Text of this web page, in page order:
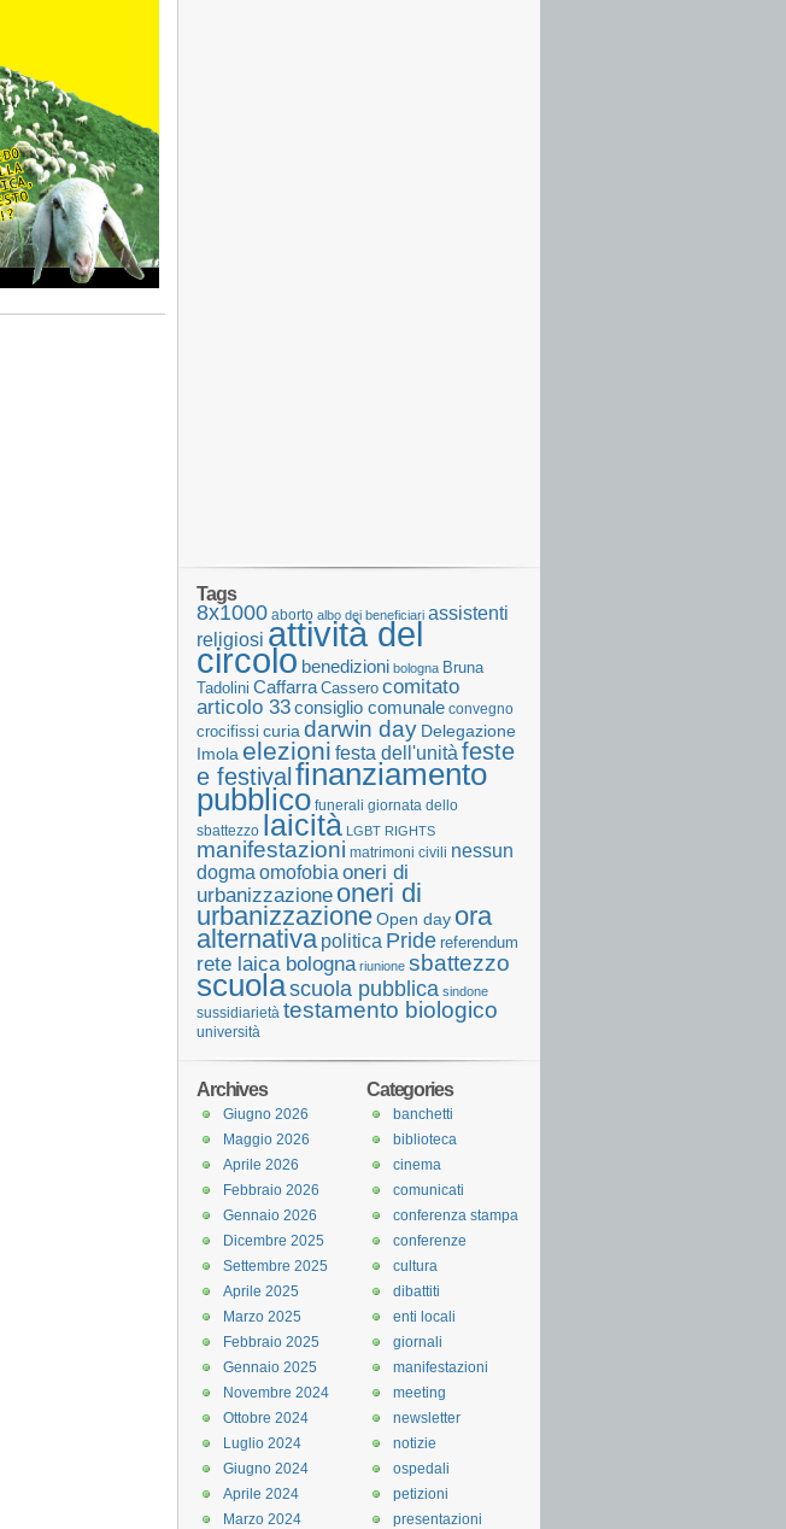
Tags
8x1000 aborto albo dei beneficiari assistenti
religiosi attività del
circolo benedizioni bologna Bruna
Tadolini Caffarra Cassero comitato
articolo 33consiglio comunale convegno
crocifissi curia darwin day Delegazione
Imola elezioni festa dell'unità feste
e festival finanziamento
pubblico funerali giornata dello
sbattezzo laicità LGBT RIGHTS
manifestazioni matrimoni civili nessun
dogma omofobia oneri di
urbanizzazione oneri di
urbanizzazioneOpen day ora
alternativa politica Pride referendum
rete laica bologna riunione sbattezzo
scuolascuola pubblica sindone
sussidiarietà testamento biologico
università
Categories
banchetti
biblioteca
cinema
comunicati
conferenza stampa
conferenze
cultura
dibattiti
enti locali
giornali
manifestazioni
meeting
newsletter
notizie
ospedali
petizioni
presentazioni
Archives
Giugno 2026
Maggio 2026
Aprile 2026
Febbraio 2026
Gennaio 2026
Dicembre 2025
Settembre 2025
Aprile 2025
Marzo 2025
Febbraio 2025
Gennaio 2025
Novembre 2024
Ottobre 2024
Luglio 2024
Giugno 2024
Aprile 2024
Marzo 2024